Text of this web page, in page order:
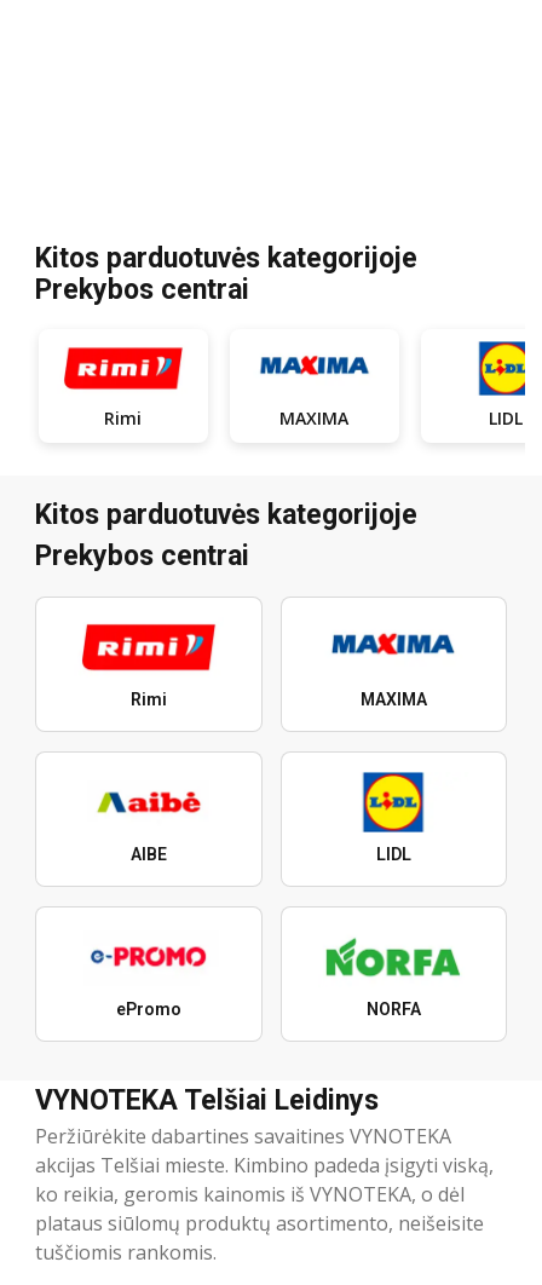
Kitos parduotuvės kategorijoje
Prekybos centrai
Rimi MAXIMA LIDL
Kitos parduotuvės kategorijoje
Prekybos centrai
Rimi MAXIMA
AIBE LIDL
ePromo NORFA
VYNOTEKA Telšiai Leidinys
Peržiūrėkite dabartines savaitines VYNOTEKA
akcijas Telšiai mieste. Kimbino padeda įsigyti viską,
ko reikia, geromis kainomis iš VYNOTEKA, o dėl
plataus siūlomų produktų asortimento, neišeisite
tuščiomis rankomis.